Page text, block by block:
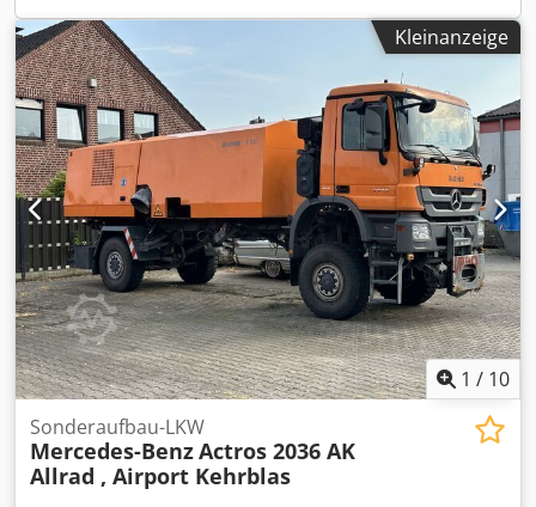
- Erstzulassung: 25.10.2016 - Laufleistung: 897.942 km -
Anzahl Achsen: 3 - Schadstoffklasse: Euro6 - Getriebe:
Automatik - Federung: Luft - Liftachse - Lenkachse -
Bremse: Scheibe - Länge: 9020 mm - Breite: 2500 mm -
Höhe: 3210 mm - Leergewicht: 11635 kg - HU-Termin:
02.2024 - Aufbauhersteller: Schwarte - Tankmaterial:
Edelstahl - Tankvolumen gesamt: 16500 L - Tankkammern:
3 - Anlage-Bezeichnung: Schwarte V 2000 - Kreiselpumpe -
MAK 3002 - Sampler Probe - CIP-Reinigung Cjdpsq Umu
Uefx Adkeha
Kleinanzeige
1 / 10
Sonderaufbau-LKW
Mercedes-BenzActros 2036 AK
Allrad , Airport Kehrblas